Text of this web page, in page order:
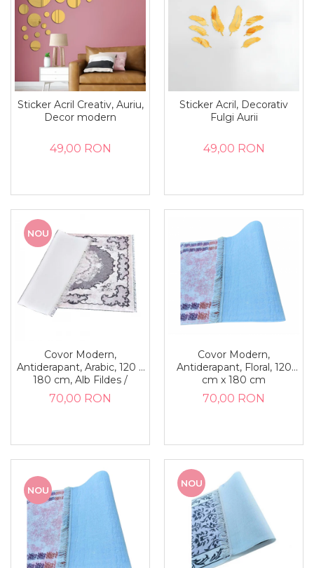
Sticker Acril Creativ, Auriu,
Decor modern
49,00 RON
Sticker Acril, Decorativ
Fulgi Aurii
49,00 RON
NOU
Covor Modern,
Antiderapant, Arabic, 120 x
180 cm, Alb Fildes /
Nuante de Gri
70,00 RON
Covor Modern,
Antiderapant, Floral, 120
cm x 180 cm
70,00 RON
NOU
NOU